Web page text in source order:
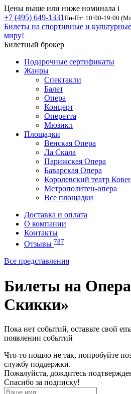
Цены выше или ниже номинала i
+7 (495) 649-1331 Пн-Пт: 10:00-19:00
Билеты на спортивные и
миру!
Билетный брокер
Подарочные сертификаты
Жанры
Спектакли
Балет
Опера
Концерт
Оперетта
Мюзикл
Площадки
Венская Опера
Ла Скала
Парижская Опера
Баварская Опера
Королевский театр
Метрополитен-опера
Все площадки
Доставка и оплата
О компании
Контакты
Отзывы 787
Все представления
Билеты на
Скикки»
Пока нет событий, оставьте свой
появлении событий
Что-то пошло не так, попробуйте
службу поддержки.
Пожалуйста, дождитесь
Спасибо за подписку!